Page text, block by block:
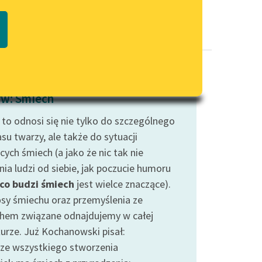
PDF
wrażliwych
Deklaracja dostępności
Śmiech
to odnosi się nie tylko do szczególnego
twarzy, ale także do sytuacji
śmiech (a jako że nic tak nie
ludzi od siebie, jak poczucie humoru
co budzi śmiech jest wielce znaczące).
śmiechu oraz przemyślenia ze
związane odnajdujemy w całej
Już Kochanowski pisał:
wszystkiego stworzenia